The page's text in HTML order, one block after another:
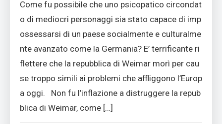
Come fu possibile che uno psicopatico circondat
o di mediocri personaggi sia stato capace di imp
ossessarsi di un paese socialmente e culturalme
nte avanzato come la Germania? E’ terrificante ri
flettere che la repubblica di Weimar morì per cau
se troppo simili ai problemi che affliggono l’Europ
a oggi. Non fu l’inflazione a distruggere la repub
blica di Weimar, come […]